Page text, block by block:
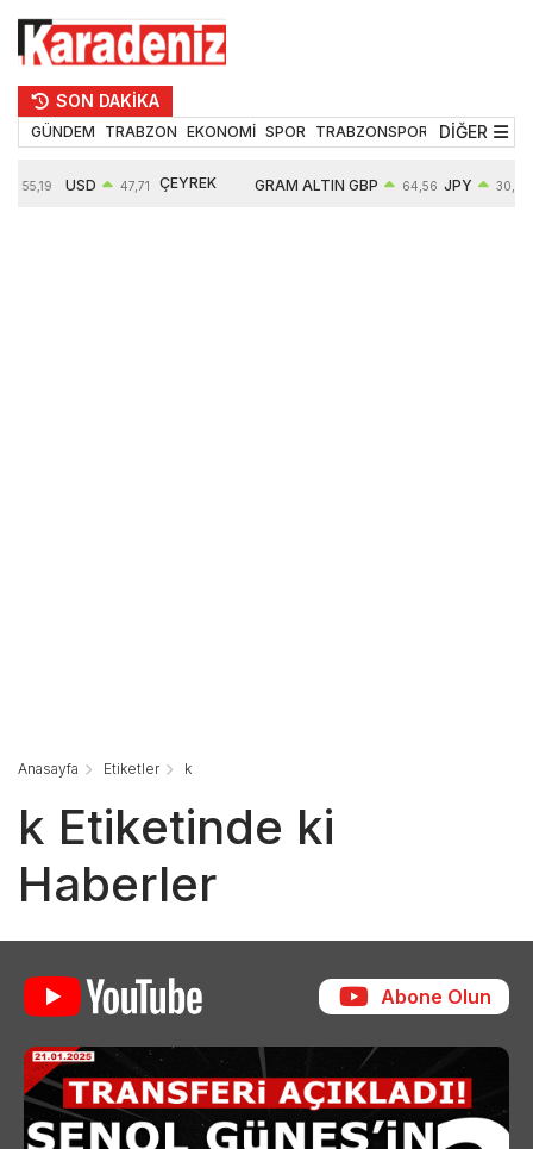
SON DAKİKA
GÜNDEM TRABZON EKONOMİ SPOR TRABZONSPOR TEKNOLOJİ
DİĞER
55,19 USD 47,71 ÇEYREK GRAM ALTIN GBP 64,56 JPY 30,32
Anasayfa Etiketler k
k Etiketinde ki
Haberler
Abone Olun